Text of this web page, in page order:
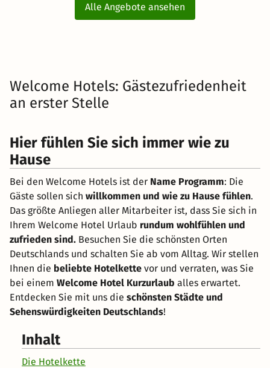
Alle Angebote ansehen
Welcome Hotels: Gästezufriedenheit
an erster Stelle
Hier fühlen Sie sich immer wie zu
Hause
Bei den Welcome Hotels ist der Name Programm: Die
Gäste sollen sich willkommen und wie zu Hause fühlen.
Das größte Anliegen aller Mitarbeiter ist, dass Sie sich in
Ihrem Welcome Hotel Urlaub rundum wohlfühlen und
zufrieden sind. Besuchen Sie die schönsten Orten
Deutschlands und schalten Sie ab vom Alltag. Wir stellen
Ihnen die beliebte Hotelkette vor und verraten, was Sie
bei einem Welcome Hotel Kurzurlaub alles erwartet.
Entdecken Sie mit uns die schönsten Städte und
Sehenswürdigkeiten Deutschlands!
Inhalt
Die Hotelkette